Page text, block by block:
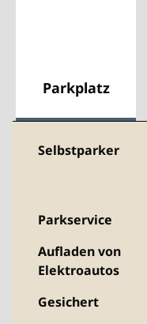
Parkplatz
Selbstparker
Parkservice
Aufladen von
Elektroautos
Gesichert